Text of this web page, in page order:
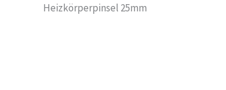
Heizkörperpinsel 25mm